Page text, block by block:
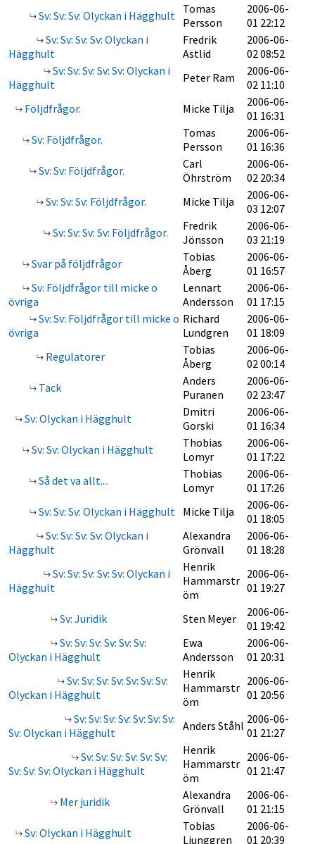
Sv: Sv: Sv: Olyckan i Hägghult Tomas
Persson
2006-06-
01 22:12
Sv: Sv: Sv: Sv: Olyckan i
Hägghult
Fredrik
Astlid
2006-06-
02 08:52
Sv: Sv: Sv: Sv: Sv: Olyckan i
Hägghult
Peter Ram
2006-06-
02 11:10
Följdfrågor.
Micke Tilja
2006-06-
01 16:31
Sv: Följdfrågor.
Tomas
Persson
2006-06-
01 16:36
Sv: Sv: Följdfrågor.
Carl
Öhrström
2006-06-
02 20:34
Sv: Sv: Sv: Följdfrågor.
Micke Tilja
2006-06-
03 12:07
Sv: Sv: Sv: Sv: Följdfrågor.
Fredrik
Jönsson
2006-06-
03 21:19
Svar på följdfrågor
Tobias
Åberg
2006-06-
01 16:57
Sv: Följdfrågor till micke o
övriga
Lennart
Andersson
2006-06-
01 17:15
Sv: Sv: Följdfrågor till micke o
övriga
Richard
Lundgren
2006-06-
01 18:09
Regulatorer
Tobias
Åberg
2006-06-
02 00:14
Tack
Anders
Puranen
2006-06-
02 23:47
Sv: Olyckan i Hägghult
Dmitri
Gorski
2006-06-
01 16:34
Sv: Sv: Olyckan i Hägghult
Thobias
Lomyr
2006-06-
01 17:22
Så det va allt....
Thobias
Lomyr
2006-06-
01 17:26
Sv: Sv: Sv: Olyckan i Hägghult Micke Tilja
2006-06-
01 18:05
Sv: Sv: Sv: Sv: Olyckan i
Hägghult
Alexandra
Grönvall
2006-06-
01 18:28
Sv: Sv: Sv: Sv: Sv: Olyckan i
Hägghult
Henrik
Hammarstr
öm
2006-06-
01 19:27
Sv: Juridik Sten Meyer
2006-06-
01 19:42
Sv: Sv: Sv: Sv: Sv: Sv:
Olyckan i Hägghult
Ewa
Andersson
2006-06-
01 20:31
Sv: Sv: Sv: Sv: Sv: Sv: Sv:
Olyckan i Hägghult
Henrik
Hammarstr
öm
2006-06-
01 20:56
Sv: Sv: Sv: Sv: Sv: Sv: Sv:
Sv: Olyckan i Hägghult
Anders Ståhl 2006-06-
01 21:27
Sv: Sv: Sv: Sv: Sv: Sv:
Sv: Sv: Sv: Olyckan i Hägghult
Henrik
Hammarstr
öm
2006-06-
01 21:47
Mer juridik
Alexandra
Grönvall
2006-06-
01 21:15
Sv: Olyckan i Hägghult
Tobias
Ljunggren
2006-06-
01 20:39